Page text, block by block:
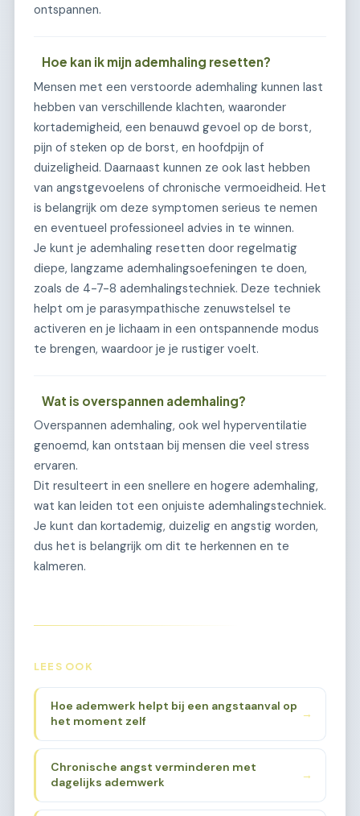
ontspannen.
Hoe kan ik mijn ademhaling resetten?
Mensen met een verstoorde ademhaling kunnen last
hebben van verschillende klachten, waaronder
kortademigheid, een benauwd gevoel op de borst,
pijn of steken op de borst, en hoofdpijn of
duizeligheid. Daarnaast kunnen ze ook last hebben
van angstgevoelens of chronische vermoeidheid. Het
is belangrijk om deze symptomen serieus te nemen
en eventueel professioneel advies in te winnen.
Je kunt je ademhaling resetten door regelmatig
diepe, langzame ademhalingsoefeningen te doen,
zoals de 4-7-8 ademhalingstechniek. Deze techniek
helpt om je parasympathische zenuwstelsel te
activeren en je lichaam in een ontspannende modus
te brengen, waardoor je je rustiger voelt.
Wat is overspannen ademhaling?
Overspannen ademhaling, ook wel hyperventilatie
genoemd, kan ontstaan bij mensen die veel stress
ervaren.
Dit resulteert in een snellere en hogere ademhaling,
wat kan leiden tot een onjuiste ademhalingstechniek.
Je kunt dan kortademig, duizelig en angstig worden,
dus het is belangrijk om dit te herkennen en te
kalmeren.
LEES OOK
Hoe ademwerk helpt bij een angstaanval op
het moment zelf
→
Chronische angst verminderen met
dagelijks ademwerk
→